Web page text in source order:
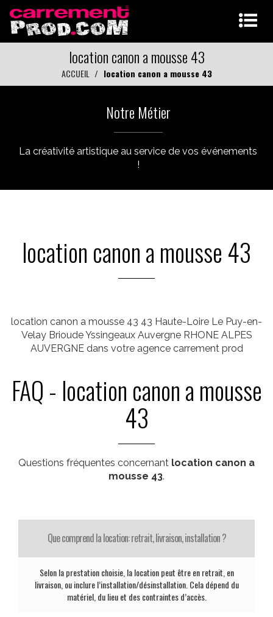
location canon a mousse 43
ACCUEIL location canon a mousse 43
Notre Métier
La créativité artistique au service de vos événements
!
location canon a mousse 43
location canon a mousse 43 43 Haute-Loire Le Puy-en-
Velay Brioude Yssingeaux Auvergne RHONE ALPES
AUVERGNE dans votre agence carrement prod
FAQ - location canon a mousse
43
Questions fréquentes concernant location canon a
mousse 43.
Que comprend la location: retrait, livraison, installation ?
Selon la prestation choisie, la location peut être en retrait, en
livraison, ou inclure l’installation/désinstallation. Cela dépend du
matériel, du lieu et des contraintes d’accès.